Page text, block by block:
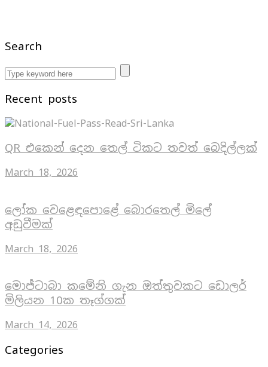
Search
Recent posts
QR එකෙන් දෙන තෙල් ටිකට තවත් බෙදිල්ලක්
March 18, 2026
ලෝක වෙළෙඳපොළේ බොරතෙල් මිලේ
අඩුවීමක්
March 18, 2026
මොජ්ටාබා කමේනි ගැන ඔත්තුවකට ඩොලර්
මිලියන 10ක තෑග්ගක්
March 14, 2026
Categories